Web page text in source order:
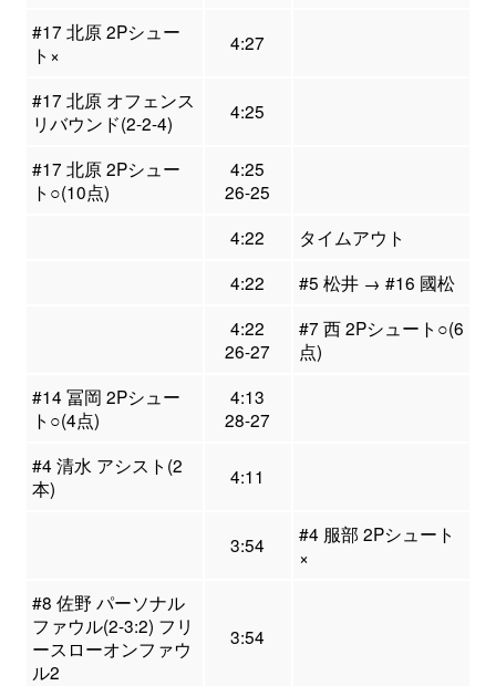
#17 北原 2Pシュー
ト×
4:27
#17 北原 オフェンス
リバウンド(2-2-4)
4:25
#17 北原 2Pシュー
ト○(10点)
4:25
26-25
4:22
タイムアウト
4:22
#5 松井 → #16 國松
4:22
26-27
#7 西 2Pシュート○(6
点)
#14 冨岡 2Pシュー
ト○(4点)
4:13
28-27
#4 清水 アシスト(2
本)
4:11
3:54
#4 服部 2Pシュート
×
#8 佐野 パーソナル
ファウル(2-3:2) フリ
ースローオンファウ
ル2
3:54